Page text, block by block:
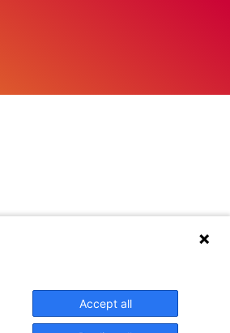
Accept all